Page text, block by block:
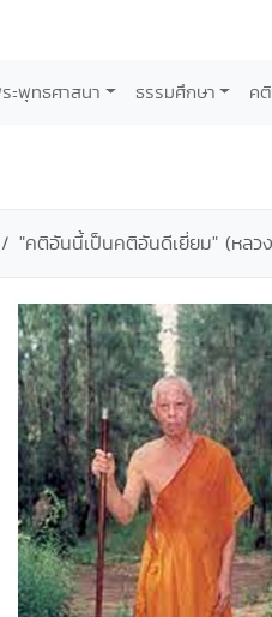
ะพุทธศาสนา ธรรมศึกษา ค
"คติอันนี้เป็นคติอันดีเยี่ยม" (หลว